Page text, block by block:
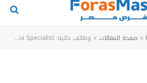
» صفحة المقالات » وظائف خالية: Social Media Specialist للعمل من المنزل في شركة الجودة الالكترونية الحديثة – مدينة نصر